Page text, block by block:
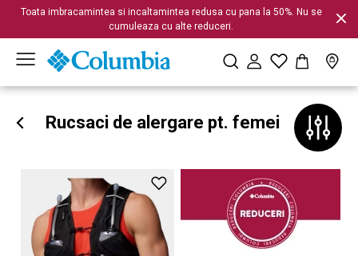
Toata imbracamintea si incaltamintea redusa cu pana la 50%. Nu se
cumuleaza cu alte reduceri.
Rucsaci de alergare pt. femei